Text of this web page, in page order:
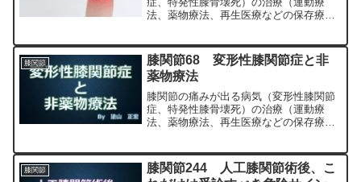
法、薬物療法、再生医療などの保存療
専門医（人工関節手術を専門）の塗山正
宏が色々と説明します。
膝関節
膝関節68 変形性膝関節症と非
薬物療法
膝関節の痛みが出る病気（変形性膝関節
症、特発性膝骨壊死）の治療（運動療
法、薬物療法、再生医療などの保存療
専門医（人工関節手術を専門）の塗山正
宏が色々と説明します。
膝関節
膝関節244 人工膝関節術後、こ